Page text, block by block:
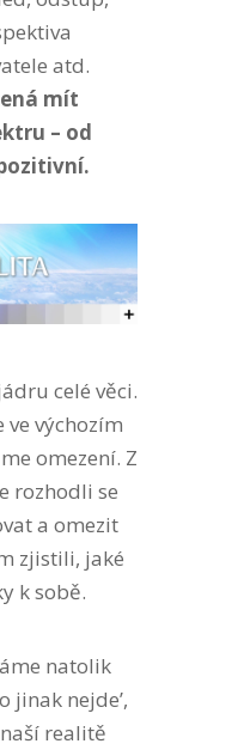
atd.
mít
– od
celé věci.
výchozím
omezení. Z
rozhodli se
a omezit
zjistili, jaké
k sobě.
natolik
jinak nejde’,
realitě